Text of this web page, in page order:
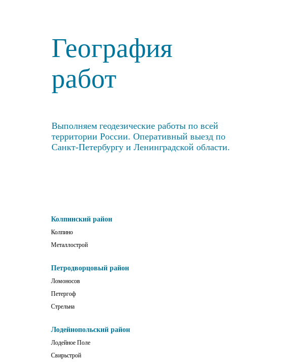
География
работ
Выполняем геодезические работы по всей
территории России. Оперативный выезд по
Санкт-Петербургу и Ленинградской области.
Колпинский район
Колпино
Металлострой
Петродворцовый район
Ломоносов
Петергоф
Стрельна
Лодейнопольский район
Лодейное Поле
Свирьстрой